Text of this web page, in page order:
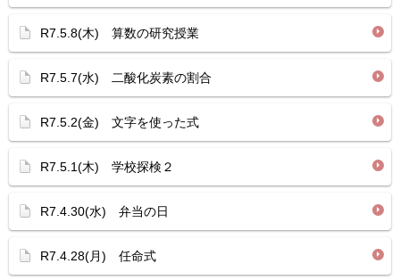
R7.5.8(木) 算数の研究授業
R7.5.7(水) 二酸化炭素の割合
R7.5.2(金) 文字を使った式
R7.5.1(木) 学校探検２
R7.4.30(水) 弁当の日
R7.4.28(月) 任命式